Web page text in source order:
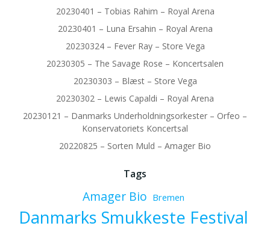
20230401 – Tobias Rahim – Royal Arena
20230401 – Luna Ersahin – Royal Arena
20230324 – Fever Ray – Store Vega
20230305 – The Savage Rose – Koncertsalen
20230303 – Blæst – Store Vega
20230302 – Lewis Capaldi – Royal Arena
20230121 – Danmarks Underholdningsorkester – Orfeo –
Konservatoriets Koncertsal
20220825 – Sorten Muld – Amager Bio
Tags
Amager Bio Bremen
Danmarks Smukkeste Festival